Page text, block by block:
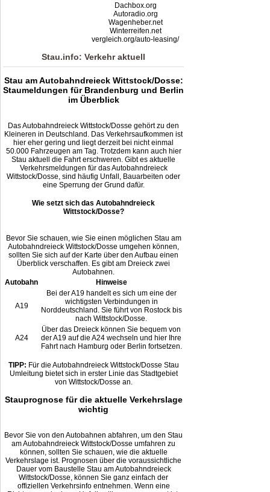
Dachbox.org
Autoradio.org
Wagenheber.net
Winterreifen.net
vergleich.org/auto-leasing/
Stau.info: Verkehr aktuell
Stau am Autobahndreieck Wittstock/Dosse:
Staumeldungen für Brandenburg und Berlin
im Überblick
Das Autobahndreieck Wittstock/Dosse gehört zu den
Kleineren in Deutschland. Das Verkehrsaufkommen ist
hier eher gering und liegt derzeit bei nicht einmal
50.000 Fahrzeugen am Tag. Trotzdem kann auch hier
Stau aktuell die Fahrt erschweren. Gibt es aktuelle
Verkehrsmeldungen für das Autobahndreieck
Wittstock/Dosse, sind häufig Unfall, Bauarbeiten oder
eine Sperrung der Grund dafür.
Wie setzt sich das Autobahndreieck
Wittstock/Dosse?
Bevor Sie schauen, wie Sie einen möglichen Stau am
Autobahndreieck Wittstock/Dosse umgehen können,
sollten Sie sich auf der Karte über den Aufbau einen
Überblick verschaffen. Es gibt am Dreieck zwei
Autobahnen.
Autobahn
Hinweise
A19
Bei der A19 handelt es sich um eine der
wichtigsten Verbindungen in
Norddeutschland. Sie führt von Rostock bis
nach Wittstock/Dosse.
A24
Über das Dreieck können Sie bequem von
der A19 auf die A24 wechseln und hier Ihre
Fahrt nach Hamburg oder Berlin fortsetzen.
TIPP: Für die Autobahndreieck Wittstock/Dosse Stau
Umleitung bietet sich in erster Linie das Stadtgebiet
von Wittstock/Dosse an.
Stauprognose für die aktuelle Verkehrslage
wichtig
Bevor Sie von den Autobahnen abfahren, um den Stau
am Autobahndreieck Wittstock/Dosse umfahren zu
können, sollten Sie schauen, wie die aktuelle
Verkehrslage ist. Prognosen über die voraussichtliche
Dauer vom Baustelle Stau am Autobahndreieck
Wittstock/Dosse, können Sie ganz einfach der
offiziellen Verkehrsinfo entnehmen. Wenn eine